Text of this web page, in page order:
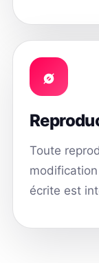
∅
Toute
écrite est